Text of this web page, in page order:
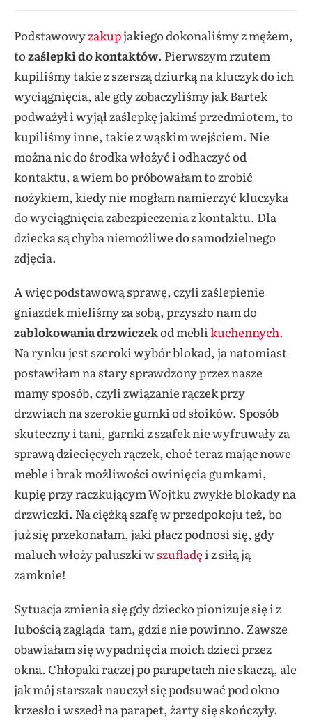
Podstawowyzakupjakiego dokonaliśmy z mężem,
tozaślepki do kontaktów. Pierwszym rzutem
kupiliśmy takie z szerszą dziurką na kluczyk do ich
wyciągnięcia, ale gdy zobaczyliśmy jak Bartek
podważył i wyjął zaślepkę jakimś przedmiotem, to
kupiliśmy inne, takie z wąskim wejściem. Nie
można nic do środka włożyć i odhaczyć od
kontaktu, a wiem bo próbowałam to zrobić
nożykiem, kiedy nie mogłam namierzyć kluczyka
do wyciągnięcia zabezpieczenia z kontaktu. Dla
dziecka są chyba niemożliwe do samodzielnego
zdjęcia.
A więc podstawową sprawę, czyli zaślepienie
gniazdek mieliśmy za sobą, przyszło nam do
zablokowania drzwiczekod meblikuchennych.
Na rynku jest szeroki wybór blokad, ja natomiast
postawiłam na stary sprawdzony przez nasze
mamy sposób, czyli związanie rączek przy
drzwiach na szerokie gumki od słoików. Sposób
skuteczny i tani, garnki z szafek nie wyfruwały za
sprawą dziecięcych rączek, choć teraz mając nowe
meble i brak możliwości owinięcia gumkami,
kupię przy raczkującym Wojtku zwykłe blokady na
drzwiczki. Na ciężką szafę w przedpokoju też, bo
już się przekonałam, jaki płacz podnosi się, gdy
maluch włoży paluszki wszufladęi z siłą ją
zamknie!
Sytuacja zmienia się gdy dziecko pionizuje się i z
lubością zagląda tam, gdzie nie powinno. Zawsze
obawiałam się wypadnięcia moich dzieci przez
okna. Chłopaki raczej po parapetach nie skaczą, ale
jak mój starszak nauczył się podsuwać pod okno
krzesło i wszedł na parapet, żarty się skończyły.